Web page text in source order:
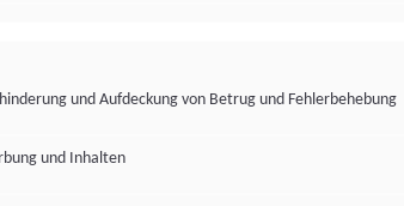
und Aufdeckung von Betrug und Fehlerbehebung
und Inhalten